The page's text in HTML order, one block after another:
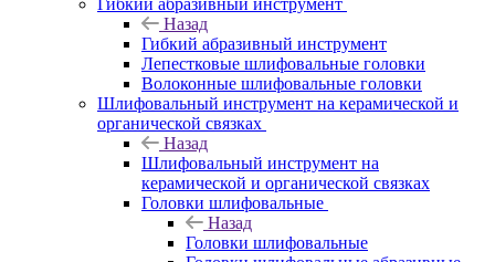
Гибкий абразивный инструмент
Назад
Гибкий абразивный инструмент
Лепестковые шлифовальные головки
Волоконные шлифовальные головки
Шлифовальный инструмент на керамической и
органической связках
Назад
Шлифовальный инструмент на
керамической и органической связках
Головки шлифовальные
Назад
Головки шлифовальные